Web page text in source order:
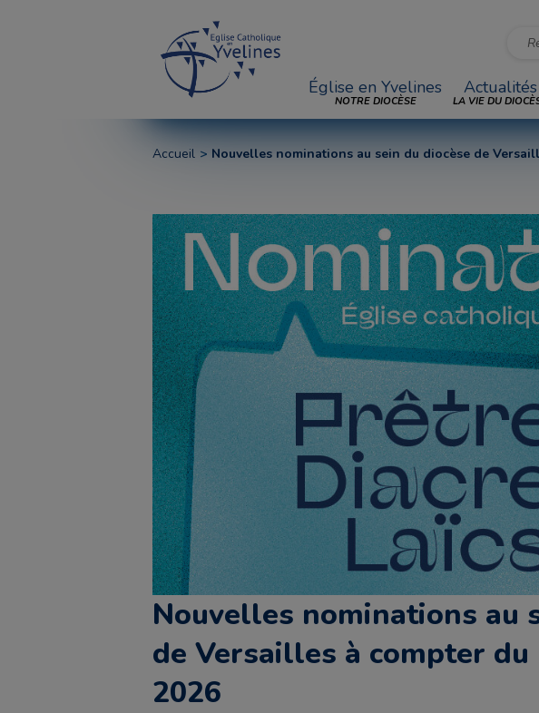
Église en Yvelines
NOTRE DIOCÈSE
Actualités
LA VIE DU
Accueil Nouvelles nominations au sein du diocèse de
Nouvelles nominations au
de Versailles à compter
2026